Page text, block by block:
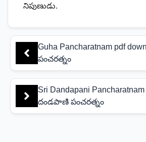
నిపుణుడు.
Guha Pancharatnam pdf
పంచరత్నం
Sri Dandapani Pancharatnam
దండపాణి పంచరత్నం